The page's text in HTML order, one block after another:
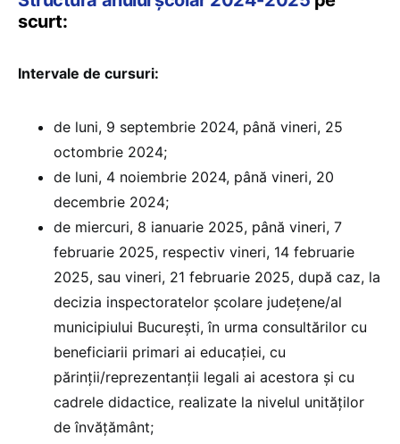
scurt:
Intervale de cursuri:
de luni, 9 septembrie 2024, până vineri, 25
octombrie 2024;
de luni, 4 noiembrie 2024, până vineri, 20
decembrie 2024;
de miercuri, 8 ianuarie 2025, până vineri, 7
februarie 2025, respectiv vineri, 14 februarie
2025, sau vineri, 21 februarie 2025, după caz, la
decizia inspectoratelor școlare județene/al
municipiului București, în urma consultărilor cu
beneficiarii primari ai educației, cu
părinții/reprezentanții legali ai acestora și cu
cadrele didactice, realizate la nivelul unităților
de învățământ;